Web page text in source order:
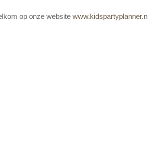
op onze websitewww.kidspartyplanner.nl